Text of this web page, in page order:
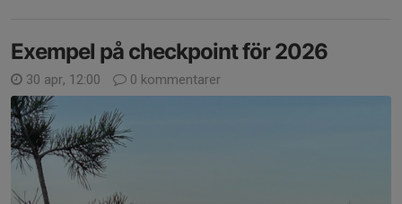
Exempel på checkpoint för 2026
30 apr, 12:00 0 kommentarer